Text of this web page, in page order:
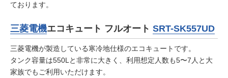
ております。
三菱電機エコキュート フルオート SRT-SK557UD
三菱電機が製造している寒冷地仕様のエコキュートです。
タンク容量は550Lと非常に大きく、利用想定人数も5〜7人と大
家族でもご利用いただけます。